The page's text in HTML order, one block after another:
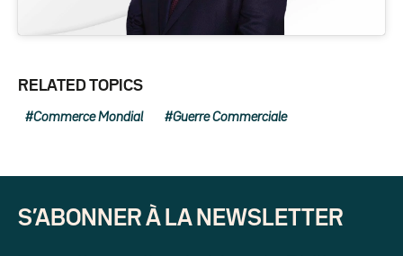
RELATED TOPICS
Commerce Mondial Guerre Commerciale
S’ABONNER À LA NEWSLETTER